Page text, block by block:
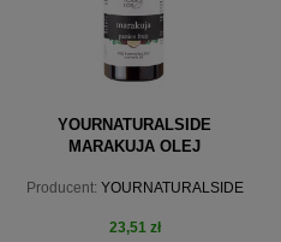
YOURNATURALSIDE
MARAKUJA OLEJ
Producent: YOURNATURALSIDE
23,51 zł